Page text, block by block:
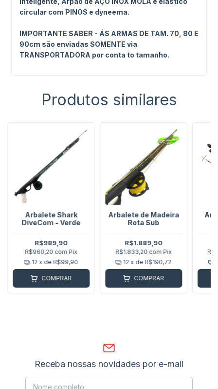
circular com PINOS e dyneema.
IMPORTANTE SABER - ÁS ARMAS DE TAM. 70, 80 E
90cm são enviadas SOMENTE via
TRANSPORTADORA por conta to tamanho.
Produtos similares
Arbalete Shark
DiveCom - Verde
R$989,90
R$960,20 com Pix
12 x de R$99,90
COMPRAR
Arbalete de Madeira
Rota Sub
R$1.889,90
R$1.833,20 com Pix
12 x de R$190,72
COMPRAR
Receba nossas novidades por e-mail